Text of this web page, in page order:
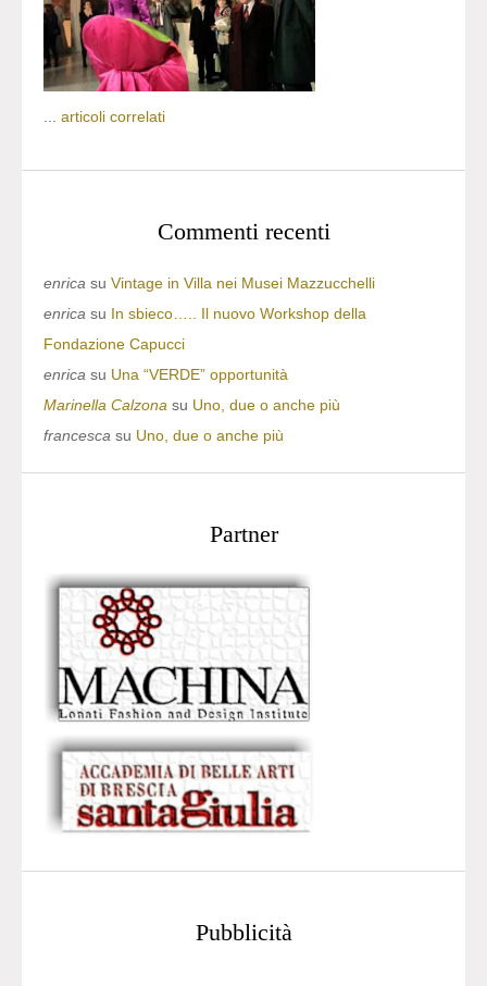
... articoli correlati
Commenti recenti
enrica su Vintage in Villa nei Musei Mazzucchelli
enrica su In sbieco….. Il nuovo Workshop della
Fondazione Capucci
enrica su Una “VERDE” opportunità
Marinella Calzona su Uno, due o anche più
francesca su Uno, due o anche più
Partner
Pubblicità